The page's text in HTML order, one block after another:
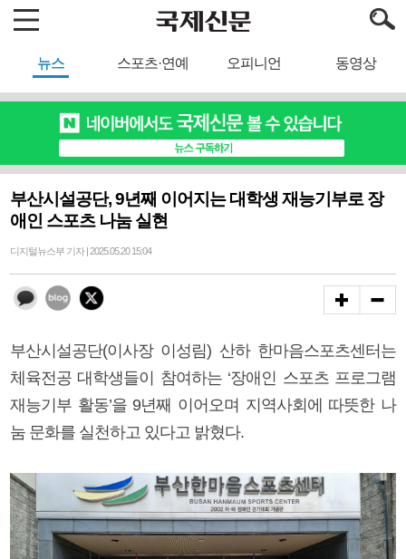
뉴스 스포츠·연예 오피니언 동영상
부산시설공단, 9년째 이어지는 대학생 재능기부로 장
애인 스포츠 나눔 실현
디지털뉴스부 기자 | 2025.05.20 15:04
부산시설공단(이사장 이성림) 산하 한마음스포츠센터는
체육전공 대학생들이 참여하는 ‘장애인 스포츠 프로그램
재능기부 활동’을 9년째 이어오며 지역사회에 따뜻한 나
눔 문화를 실천하고 있다고 밝혔다.